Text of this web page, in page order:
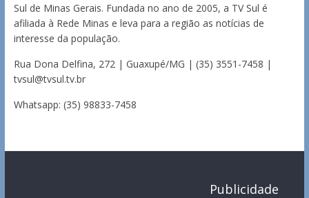
Sul de Minas Gerais. Fundada no ano de 2005, a TV Sul é
afiliada à Rede Minas e leva para a região as notícias de
interesse da população.
Rua Dona Delfina, 272 | Guaxupé/MG | (35) 3551-7458 |
tvsul@tvsul.tv.br
Whatsapp: (35) 98833-7458
Publicidade